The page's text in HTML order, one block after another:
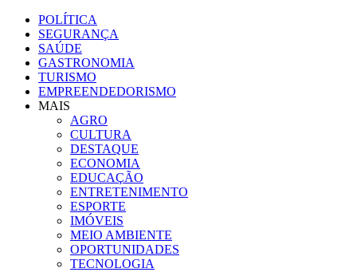
POLÍTICA
SEGURANÇA
SAÚDE
GASTRONOMIA
TURISMO
EMPREENDEDORISMO
MAIS
AGRO
CULTURA
DESTAQUE
ECONOMIA
EDUCAÇÃO
ENTRETENIMENTO
ESPORTE
IMÓVEIS
MEIO AMBIENTE
OPORTUNIDADES
TECNOLOGIA